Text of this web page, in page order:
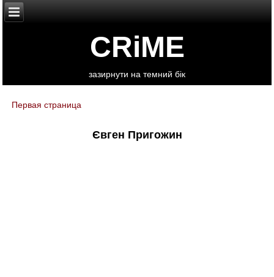
CRiME
зазирнути на темний бік
You are here
Первая страница
Євген Пригожин